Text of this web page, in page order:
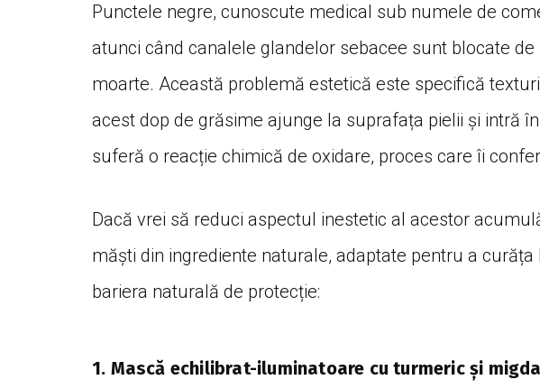
Punctele negre, cunoscute medical sub numele de
atunci când canalele glandelor sebacee sunt blocate
moarte. Această problemă estetică este specifică
acest dop de grăsime ajunge la suprafața pielii și intră
suferă o reacție chimică de oxidare, proces care îi
Dacă vrei să reduci aspectul inestetic al acestor
măști din ingrediente naturale, adaptate pentru a
bariera naturală de protecție:
1. Mască echilibrat-iluminatoare cu turmeric și